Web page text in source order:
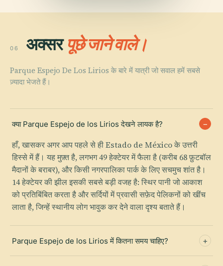
06 अक्सरपूछे जाने वाले।
Parque Espejo De Los Lirios के बारे में यात्री जो सवाल हमें सबसे
ज़्यादा भेजते हैं।
क्या Parque Espejo de los Lirios देखने लायक है?
हाँ, खासकर अगर आप पहले से ही Estado de México के उत्तरी
हिस्से में हैं। यह मुफ़्त है, लगभग 49 हेक्टेयर में फैला है (करीब 68 फ़ुटबॉल
मैदानों के बराबर), और किसी नगरपालिका पार्क के लिए सचमुच शांत है।
14 हेक्टेयर की झील इसकी सबसे बड़ी वजह है: स्थिर पानी जो आकाश
को प्रतिबिंबित करता है और सर्दियों में प्रवासी सफ़ेद पेलिकनों को खींच
लाता है, जिन्हें स्थानीय लोग भावुक कर देने वाला दृश्य बताते हैं।
Parque Espejo de los Lirios में कितना समय चाहिए?